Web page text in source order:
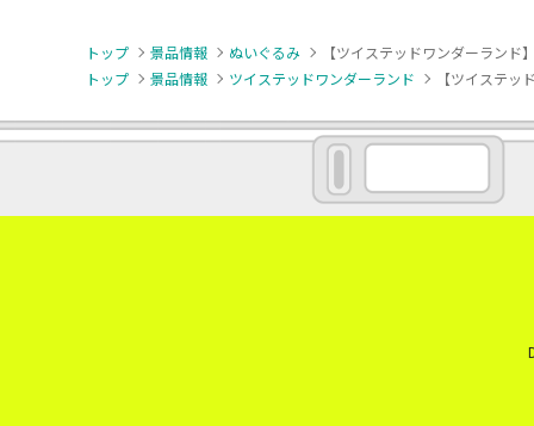
トップ 景品情報 ぬいぐるみ
【ツイステッドワンダーラン
トップ
景品情報 ツイステッドワンダーランド